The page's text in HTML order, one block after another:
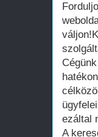
ezáltal
A